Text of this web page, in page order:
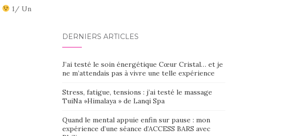
1/ Un
DERNIERS ARTICLES
J’ai testé le soin énergétique Cœur Cristal… et je
ne m’attendais pas à vivre une telle expérience
Stress, fatigue, tensions : j’ai testé le massage
TuiNa »Himalaya » de Lanqi Spa
Quand le mental appuie enfin sur pause : mon
expérience d’une séance d’ACCESS BARS avec